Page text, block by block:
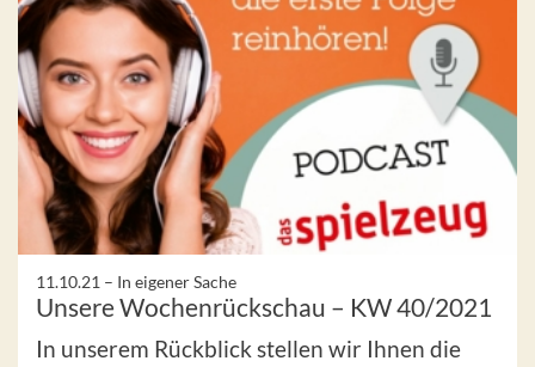
11.10.21 – In eigener Sache
Unsere Wochenrückschau – KW 40/2021
In unserem Rückblick stellen wir Ihnen die